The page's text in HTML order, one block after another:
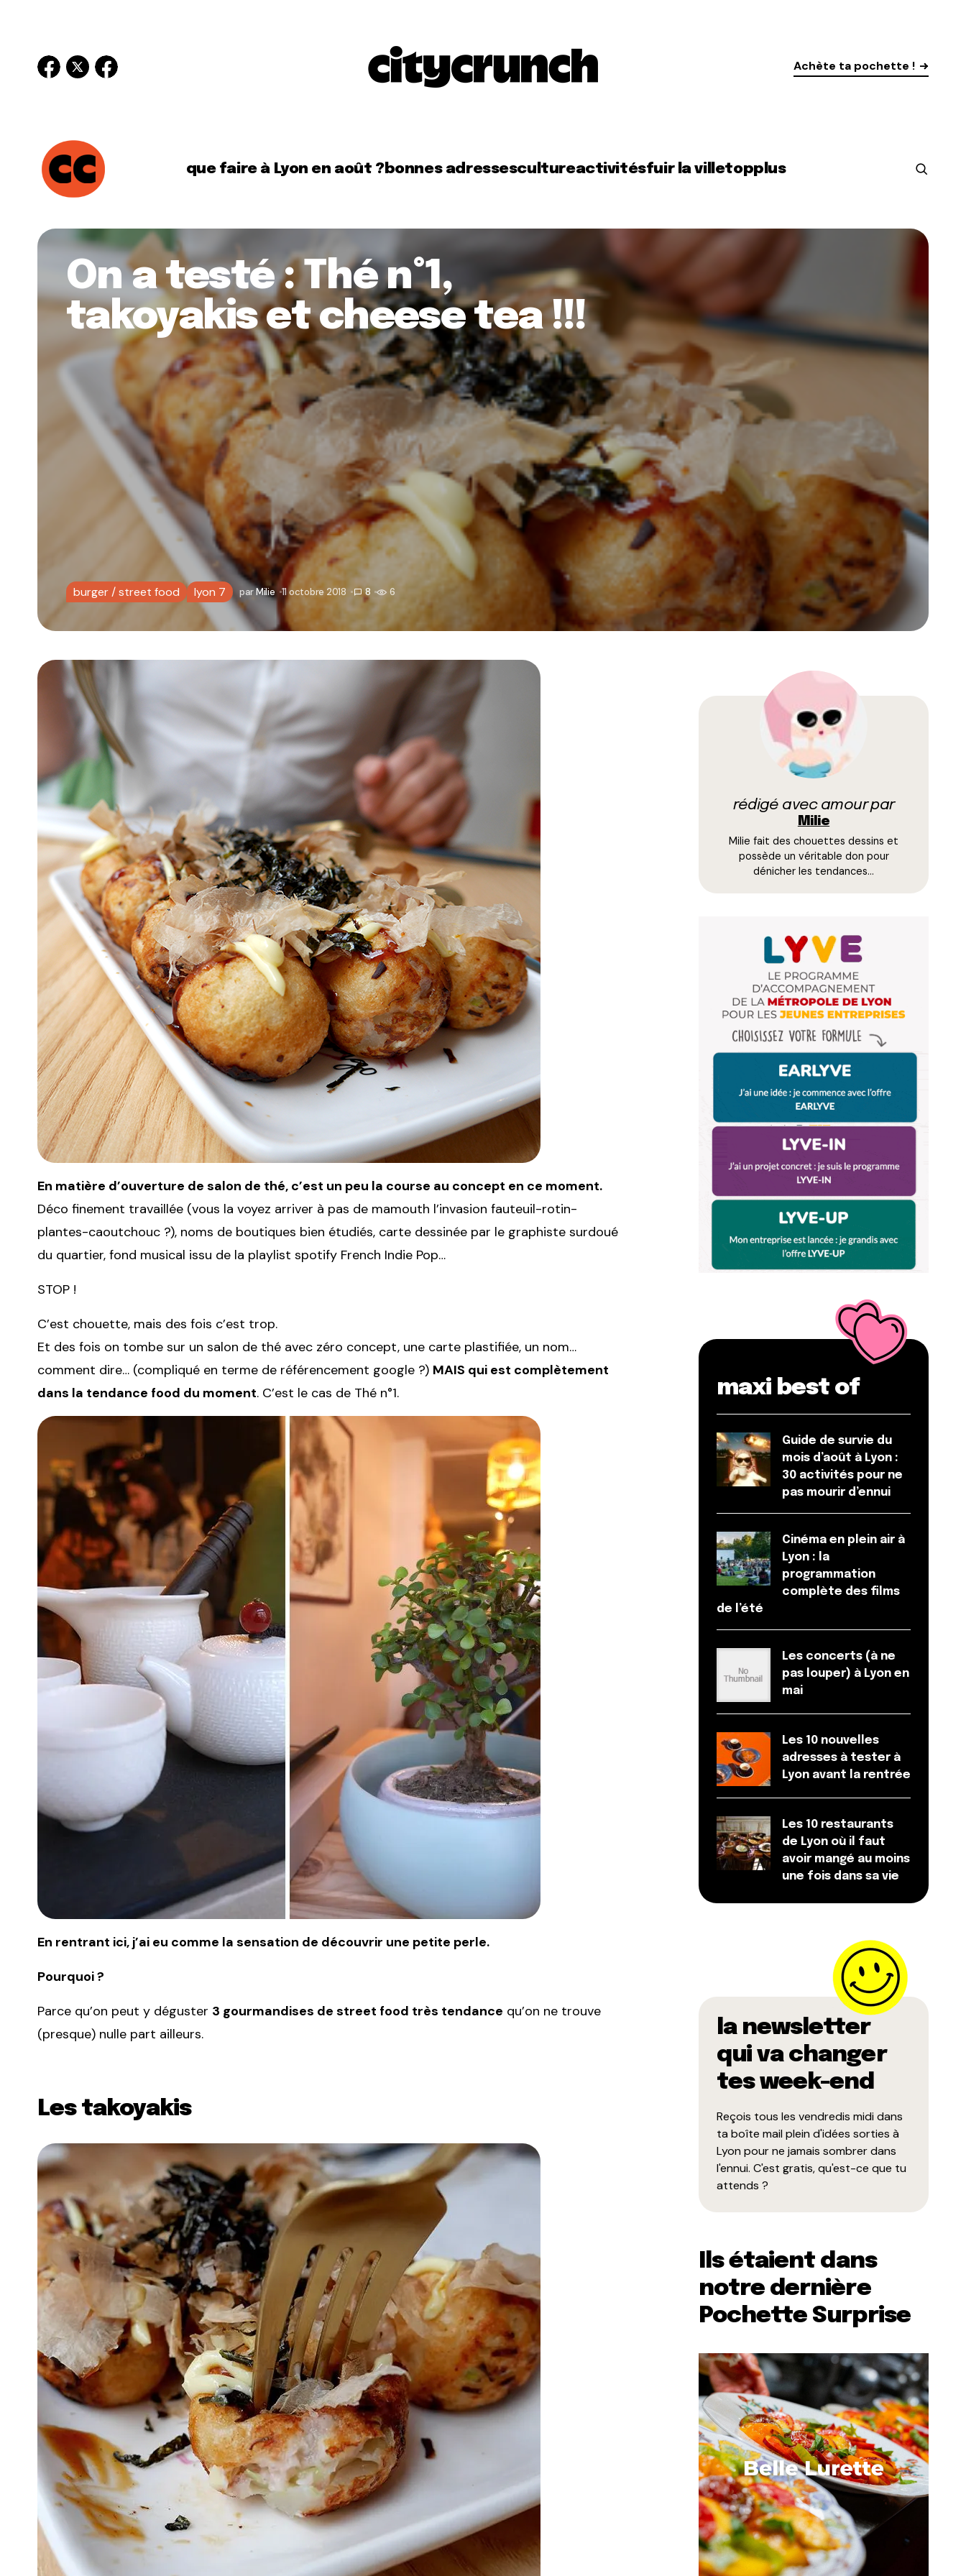
Achète ta pochette !
que faire à Lyon en août ?bonnes adressescultureactivitésfuir la villetopplus
On a testé : Thé n°1,
takoyakis et cheese tea !!!
burger / street food lyon 7 parMilie 11 octobre 2018 8 6
En matière d’ouverture de salon de thé, c’est un peu la course au concept en ce moment.
Déco finement travaillée (vous la voyez arriver à pas de mamouth l’invasion fauteuil-rotin-
plantes-caoutchouc ?), noms de boutiques bien étudiés, carte dessinée par le graphiste surdoué
du quartier, fond musical issu de la playlist spotify French Indie Pop…
STOP !
C’est chouette, mais des fois c’est trop.
Et des fois on tombe sur un salon de thé avec zéro concept, une carte plastifiée, un nom…
comment dire… (compliqué en terme de référencement google ?) MAIS qui est complètement
dans la tendance food du moment. C’est le cas de Thé n°1.
En rentrant ici, j’ai eu comme la sensation de découvrir une petite perle.
Pourquoi ?
Parce qu’on peut y déguster 3 gourmandises de street food très tendance qu’on ne trouve
(presque) nulle part ailleurs.
Les takoyakis
rédigé avec amour par
Milie
Milie fait des chouettes dessins et
possède un véritable don pour
dénicher les tendances…
maxi best of
Guide de survie du
mois d’août à Lyon :
30 activités pour ne
pas mourir d’ennui
Cinéma en plein air à
Lyon : la
programmation
complète des films
de l’été
Les concerts (à ne
pas louper) à Lyon en
mai
Les 10 nouvelles
adresses à tester à
Lyon avant la rentrée
Les 10 restaurants
de Lyon où il faut
avoir mangé au moins
une fois dans sa vie
la newsletter
qui va changer
tes week-end
Reçois tous les vendredis midi dans
ta boîte mail plein d'idées sorties à
Lyon pour ne jamais sombrer dans
l'ennui. C'est gratis, qu'est-ce que tu
attends ?
Ils étaient dans
notre dernière
Pochette Surprise